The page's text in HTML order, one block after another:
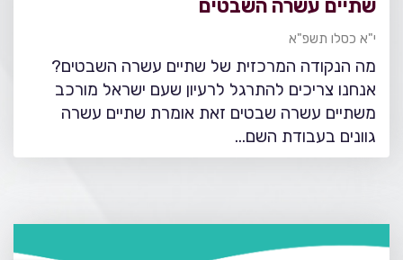
שתיים עשרה השבטים
י"א כסלו תשפ"א
מה הנקודה המרכזית של שתיים עשרה השבטים?
אנחנו צריכים להתרגל לרעיון שעם ישראל מורכב
משתיים עשרה שבטים זאת אומרת שתיים עשרה
גוונים בעבודת השם...